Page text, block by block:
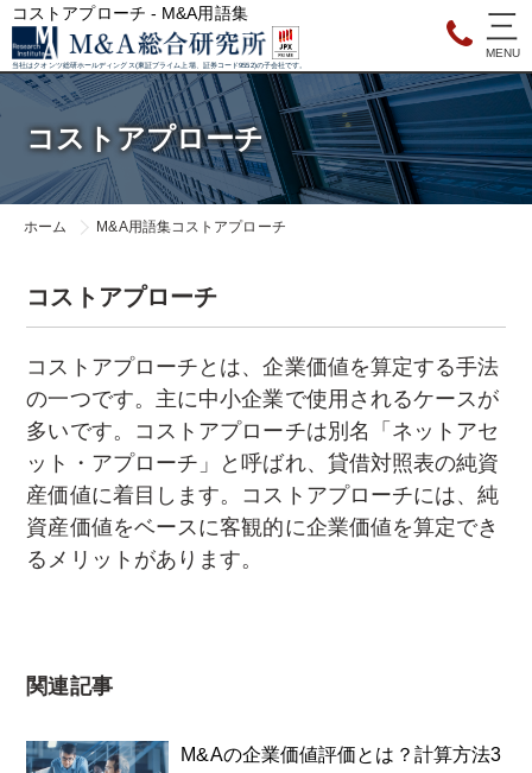
コストアプローチ - M&A用語集
当社はクオンツ総研ホールディングス(東証プライム上場、証券コード9552)の子会社です。
コストアプローチ
ホーム M&A用語集コストアプローチ
コストアプローチ
コストアプローチとは、企業価値を算定する手法
の一つです。主に中小企業で使用されるケースが
多いです。コストアプローチは別名「ネットアセ
ット・アプローチ」と呼ばれ、貸借対照表の純資
産価値に着目します。コストアプローチには、純
資産価値をベースに客観的に企業価値を算定でき
るメリットがあります。
関連記事
M&Aの企業価値評価とは？計算方法3